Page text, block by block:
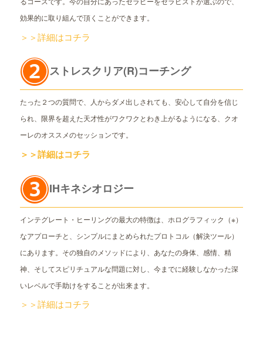
効果的に取り組んで頂くことができます。
＞＞詳細はコチラ
ストレスクリア(R)コーチング
たった２つの質問で、人からダメ出しされても、安心して自分を信じ
られ、限界を超えた天才性がワクワクとわき上がるようになる、クオ
ーレのオススメのセッションです。
＞＞詳細はコチラ
IHキネシオロジー
インテグレート・ヒーリングの最大の特徴は、ホログラフィック（※）
なアプローチと、シンプルにまとめられたプロトコル（解決ツール）
にあります。その独自のメソッドにより、あなたの身体、感情、精
神、そしてスピリチュアルな問題に対し、今までに経験しなかった深
いレベルで手助けをすることが出来ます。
＞＞詳細はコチラ